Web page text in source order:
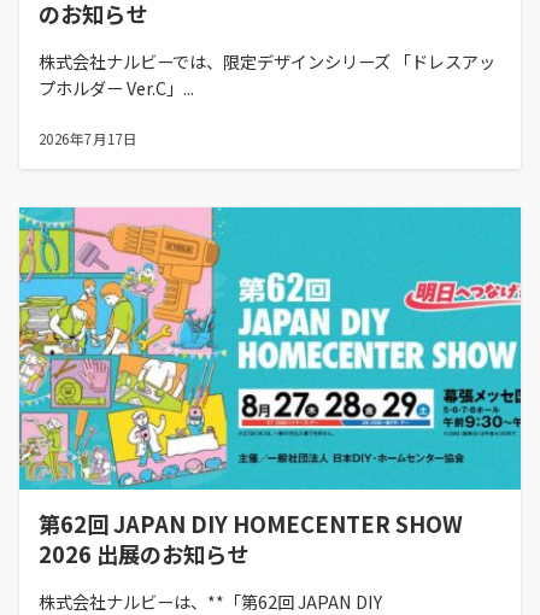
のお知らせ
株式会社ナルビーでは、限定デザインシリーズ 「ドレスアッ
プホルダー Ver.C」...
2026年7月17日
第62回 JAPAN DIY HOMECENTER SHOW
2026 出展のお知らせ
株式会社ナルビーは、**「第62回 JAPAN DIY